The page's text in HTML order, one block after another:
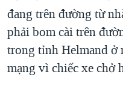
đang trên đường từ
phải bom cài trên
trong tỉnh Helmand ở
mạng vì chiếc xe chở